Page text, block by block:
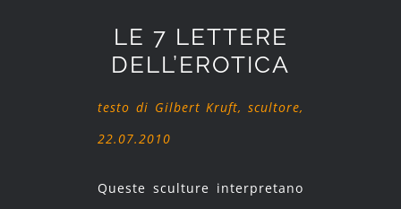
LE 7 LETTERE
DELL’EROTICA
testo di Gilbert Kruft, scultore,
22.07.2010
Queste sculture interpretano